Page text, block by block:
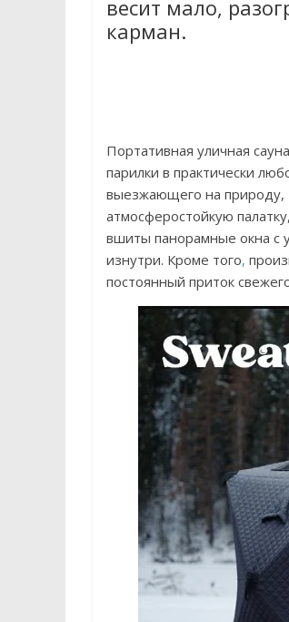
весит мало,
карман.
Портативная уличная
парилки в практически
выезжающего на природу,
атмосферостойкую
вшиты панорамные окна с
изнутри. Кроме того,
постоянный приток